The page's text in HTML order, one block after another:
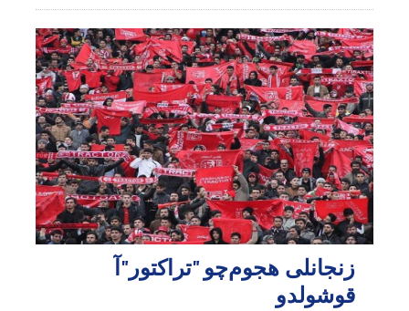
زنجانلی هجوم‌چو "تراکتور"آ
قوشولدو